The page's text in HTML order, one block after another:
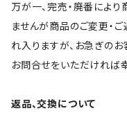
万が一、完売・廃番によ
ませんが商品のご変更・
れ入りますが、お急ぎの
お問合せをいただければ幸
返品、交換について